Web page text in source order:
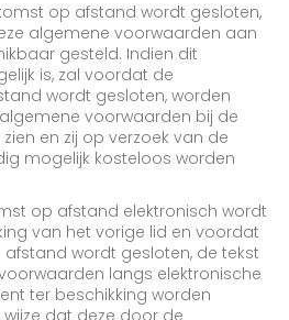
op afstand wordt gesloten,
algemene voorwaarden aan
gesteld. Indien dit
is, zal voordat de
wordt gesloten, worden
voorwaarden bij de
en zij op verzoek van de
mogelijk kosteloos worden
op afstand elektronisch wordt
van het vorige lid en voordat
wordt gesloten, de tekst
langs elektronische
ter beschikking worden
dat deze door de